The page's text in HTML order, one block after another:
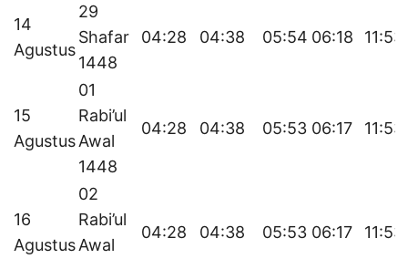
14
Agustus
29
Shafar
1448
04:28 04:38 05:54 06:18 11:53
15
Agustus
01
Rabi’ul
Awal
1448
04:28 04:38 05:53 06:17 11:53
16
Agustus
02
Rabi’ul
Awal
04:28 04:38 05:53 06:17 11:53